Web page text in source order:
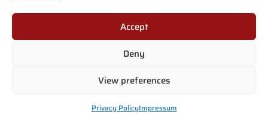
Accept
Deny
View preferences
Privacy PolicyImpressum